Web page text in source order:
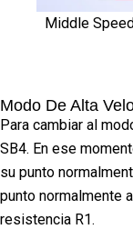
Middle
Modo De Alta
Para cambiar al
SB4. En ese
su punto
punto normalmente
resistencia R1.